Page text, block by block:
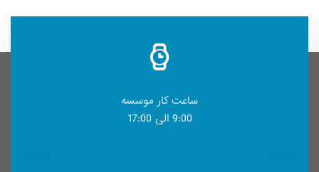
ساعت کار موسسه
9:00 الی 17:00